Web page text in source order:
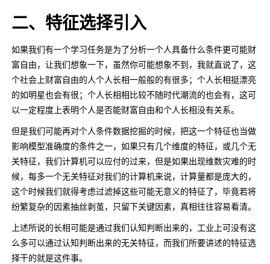
二、特征选择引入
如果我们有一个学习任务是为了分析一个人具备什么条件更可能财
富自由，让我们想象一下，虽然你可能想象不到，我就直说了，这
个社会上财富自由的人个人长相一般般的有很多；个人长相挺漂亮
的如明星也会有很；个人长相相比较不随时代潮流的也会有，这可
以一定程度上表明个人是否能财富自由和个人长相没有关系。
但是我们可能再对个人条件数据挖掘的时候，把这一个特征也当做
影响模型准确度的条件之一，如果只有几个维度的特征，或几个无
关特征，我们计算机可以应付的过来，但是如果出现维数灾难的时
候，每多一个无关特征对我们的计算机来说，计算量都是庞大的，
这个时候我们就得考虑过滤掉这些可能无意义的特征了，毕竟若将
纷繁复杂的因素抽丝剥茧，只留下关键因素，真相往往容易看清。
上述所说的长相可能是通过我们认知判断出来的，工业上可没有这
么多可以通过认知判断出来的无关特征，而我们所要讲述的特征选
择干的就是这件事。